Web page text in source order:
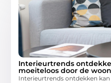
Interieurtrends
moeiteloos door de
Interieurtrends ontdekken